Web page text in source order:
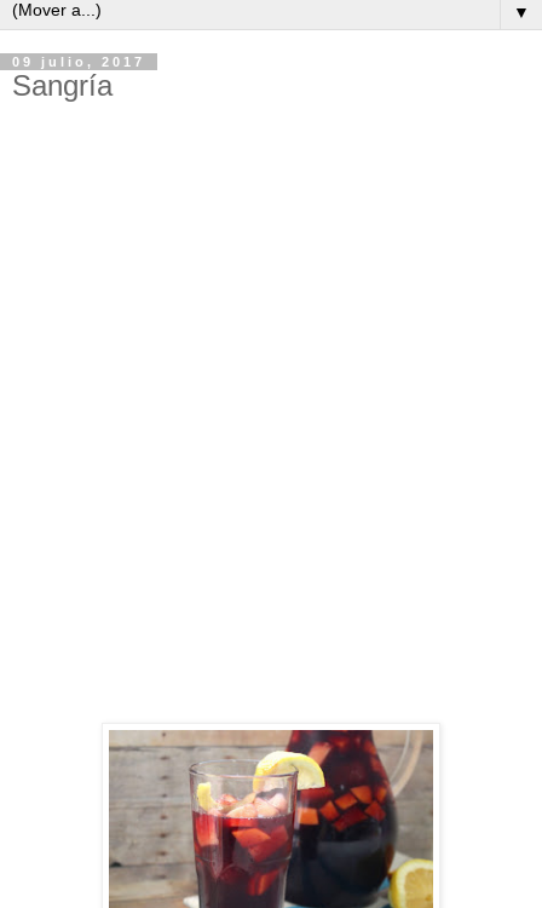
▼
09 julio, 2017
Sangría